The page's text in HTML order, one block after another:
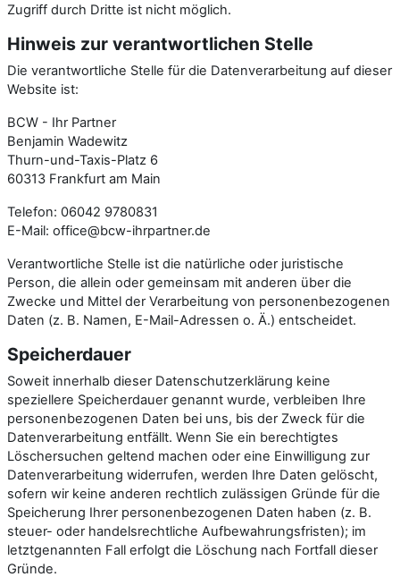
Zugriff durch Dritte ist nicht möglich.
Hinweis zur verantwortlichen Stelle
Die verantwortliche Stelle für die Datenverarbeitung auf dieser
Website ist:
BCW - Ihr Partner
Benjamin Wadewitz
Thurn-und-Taxis-Platz 6
60313 Frankfurt am Main
Telefon: 06042 9780831
E-Mail: office@bcw-ihrpartner.de
Verantwortliche Stelle ist die natürliche oder juristische
Person, die allein oder gemeinsam mit anderen über die
Zwecke und Mittel der Verarbeitung von personenbezogenen
Daten (z. B. Namen, E-Mail-Adressen o. Ä.) entscheidet.
Speicherdauer
Soweit innerhalb dieser Datenschutzerklärung keine
speziellere Speicherdauer genannt wurde, verbleiben Ihre
personenbezogenen Daten bei uns, bis der Zweck für die
Datenverarbeitung entfällt. Wenn Sie ein berechtigtes
Löschersuchen geltend machen oder eine Einwilligung zur
Datenverarbeitung widerrufen, werden Ihre Daten gelöscht,
sofern wir keine anderen rechtlich zulässigen Gründe für die
Speicherung Ihrer personenbezogenen Daten haben (z. B.
steuer- oder handelsrechtliche Aufbewahrungsfristen); im
letztgenannten Fall erfolgt die Löschung nach Fortfall dieser
Gründe.